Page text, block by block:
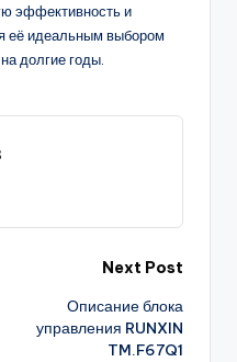
эффективность и
её идеальным выбором
долгие годы.
Next Post
Описание блока
управления RUNXIN
TM.F67Q1